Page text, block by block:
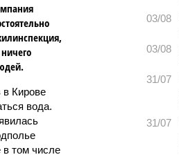
Кирове
вода.
в том числе
03/08
03/08
31/07
31/07